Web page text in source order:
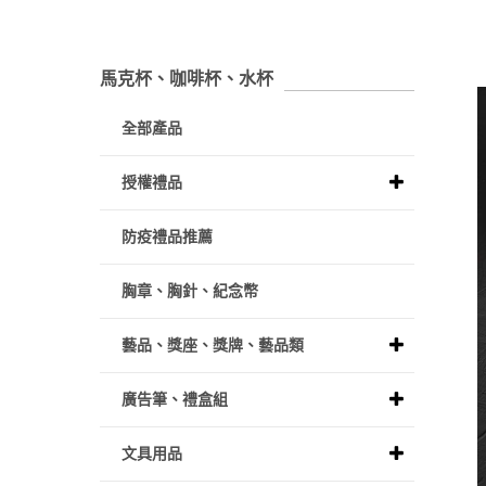
馬克杯、咖啡杯、水杯
全部產品
授權禮品
防疫禮品推薦
胸章、胸針、紀念幣
藝品、獎座、獎牌、藝品類
廣告筆、禮盒組
文具用品